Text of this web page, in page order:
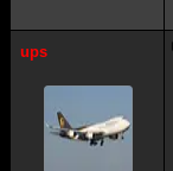
ups